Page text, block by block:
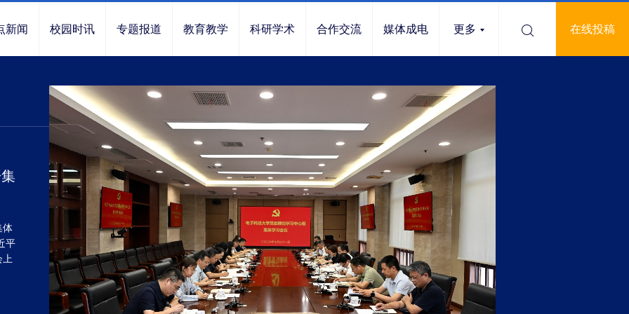
新闻 校园时讯 专题报道 教育教学 科研学术 合作交流 媒体成电 更多 在线投稿
体
平
上